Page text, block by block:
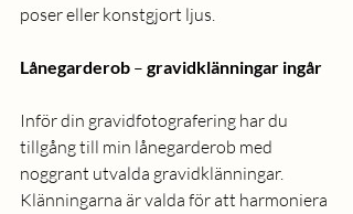
poser eller konstgjort ljus.
Lånegarderob – gravidklänningar ingår
Inför din gravidfotografering har du
tillgång till min lånegarderob med
noggrant utvalda gravidklänningar.
Klänningarna är valda för att harmoniera